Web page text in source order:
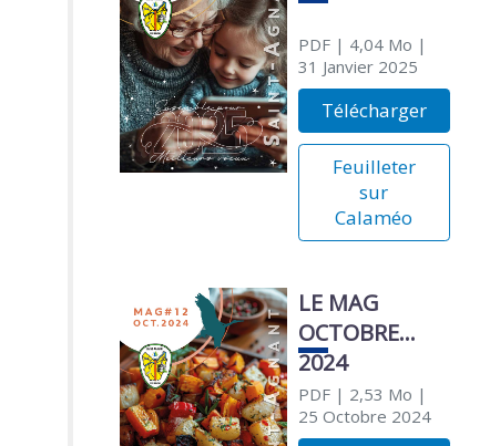
PDF| 4,04 Mo |
31 Janvier 2025
Télécharger
Feuilleter
sur
Calaméo
LE MAG
OCTOBRE
2024
PDF| 2,53 Mo |
25 Octobre 2024